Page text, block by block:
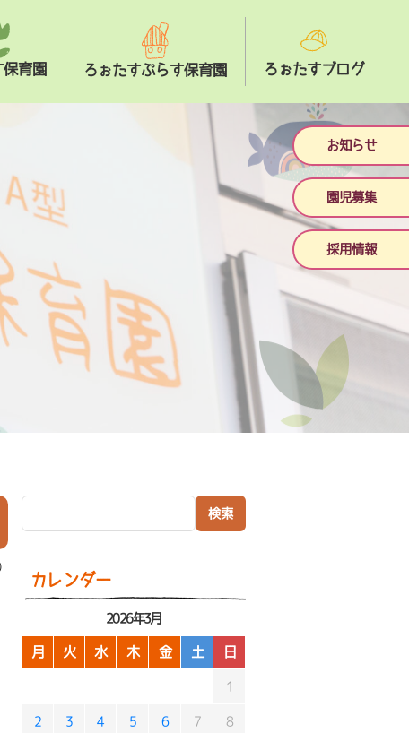
お知らせ
園児募集
採用情報
保育園 ろぉたすぷらす保育園 ろぉたすブログ
カレンダー
2026年3月
月 火 水 木 金 土 日
1
2 3 4 5 6 7 8